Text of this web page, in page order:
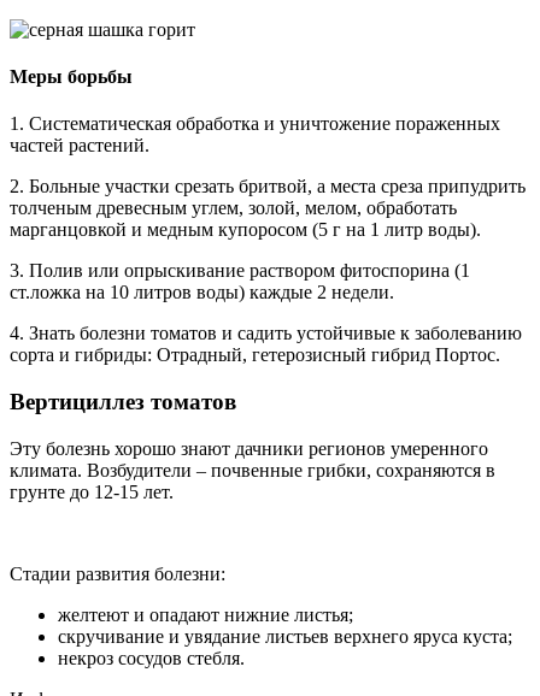
Меры борьбы
1. Систематическая обработка и уничтожение пораженных
частей растений.
2. Больные участки срезать бритвой, а места среза припудрить
толченым древесным углем, золой, мелом, обработать
марганцовкой и медным купоросом (5 г на 1 литр воды).
3. Полив или опрыскивание раствором фитоспорина (1
ст.ложка на 10 литров воды) каждые 2 недели.
4. Знать болезни томатов и садить устойчивые к заболеванию
сорта и гибриды: Отрадный, гетерозисный гибрид Портос.
Вертициллез томатов
Эту болезнь хорошо знают дачники регионов умеренного
климата. Возбудители – почвенные грибки, сохраняются в
грунте до 12-15 лет.
Стадии развития болезни:
желтеют и опадают нижние листья;
скручивание и увядание листьев верхнего яруса куста;
некроз сосудов стебля.